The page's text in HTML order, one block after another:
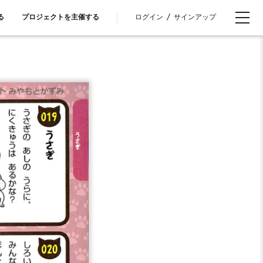
プロジェクトを主催する ログイン / サインアップ